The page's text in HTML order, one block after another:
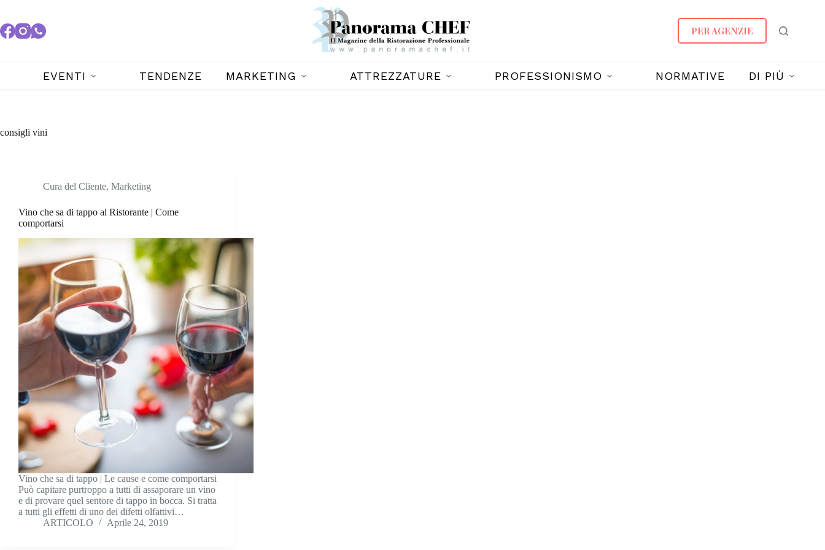
PER AGENZIE
EVENTI TENDENZE MARKETING ATTREZZATURE PROFESSIONISMO NORMATIVE DI PIÙ
consigli vini
Cura del Cliente, Marketing
Vino che sa di tappo al Ristorante | Come
comportarsi
Vino che sa di tappo | Le cause e come comportarsi
Può capitare purtroppo a tutti di assaporare un vino
e di provare quel sentore di tappo in bocca. Si tratta
a tutti gli effetti di uno dei difetti olfattivi…
ARTICOLO
Aprile 24, 2019